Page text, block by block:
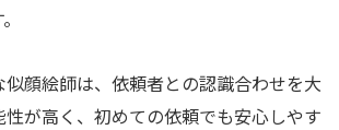
顔絵師は、依頼者との認識合わせを大
が高く、初めての依頼でも安心しやす